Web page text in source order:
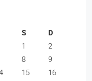
S
D
1
2
8
9
15
16